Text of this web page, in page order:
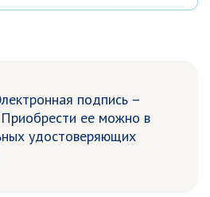
подпись –
Приобрести ее можно в
удостоверяющих